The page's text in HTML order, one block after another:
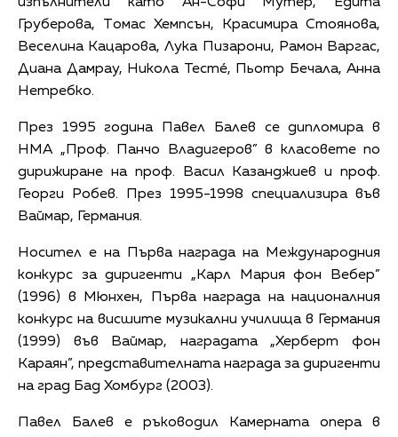
изпълнители като Ан-Софи Мутер, Едита
Груберова, Tомас Хемпсън, Kрасимира Стоянова,
Веселина Кацарова, Лука Пизарони, Рамон Варгас,
Диана Дамрау, Никола Тестé, Пьотр Бечала, Анна
Нетребко.
През 1995 година Павел Балев сe дипломирa в
НМА „Проф. Панчо Владигеров” в класовете по
дирижиране на проф. Васил Казанджиев и проф.
Георги Робев. През 1995-1998 специализира във
Ваймар, Германия.
Носител е на Първа награда на Международния
конкурс за диригенти „Карл Мария фон Вебер”
(1996) в Мюнхен, Първа награда на националния
конкурс на висшите музикални училища в Германия
(1999) във Ваймар, наградата „Херберт фон
Караян”, представителната награда за диригенти
на град Бад Хомбург (2003).
Павел Балев e ръководил Камерната опера в